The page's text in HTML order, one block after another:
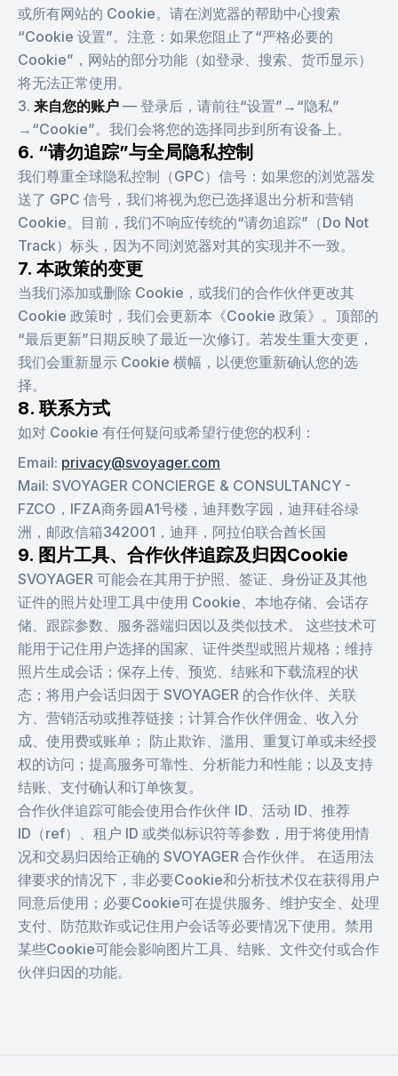
或所有网站的 Cookie。请在浏览器的帮助中心搜索
“Cookie 设置”。注意：如果您阻止了“严格必要的
Cookie”，网站的部分功能（如登录、搜索、货币显示）
将无法正常使用。
来自您的账户 — 登录后，请前往“设置”→“隐私”
→“Cookie”。我们会将您的选择同步到所有设备上。
6. “请勿追踪”与全局隐私控制
我们尊重全球隐私控制（GPC）信号：如果您的浏览器发
送了 GPC 信号，我们将视为您已选择退出分析和营销
Cookie。目前，我们不响应传统的“请勿追踪”（Do Not
Track）标头，因为不同浏览器对其的实现并不一致。
7. 本政策的变更
当我们添加或删除 Cookie，或我们的合作伙伴更改其
Cookie 政策时，我们会更新本《Cookie 政策》。顶部的
“最后更新”日期反映了最近一次修订。若发生重大变更，
我们会重新显示 Cookie 横幅，以便您重新确认您的选
择。
8. 联系方式
如对 Cookie 有任何疑问或希望行使您的权利：
Email: privacy@svoyager.com
Mail: SVOYAGER CONCIERGE & CONSULTANCY -
FZCO，IFZA商务园A1号楼，迪拜数字园，迪拜硅谷绿
洲，邮政信箱342001，迪拜，阿拉伯联合酋长国
9. 图片工具、合作伙伴追踪及归因Cookie
SVOYAGER 可能会在其用于护照、签证、身份证及其他
证件的照片处理工具中使用 Cookie、本地存储、会话存
储、跟踪参数、服务器端归因以及类似技术。 这些技术可
能用于记住用户选择的国家、证件类型或照片规格；维持
照片生成会话；保存上传、预览、结账和下载流程的状
态；将用户会话归因于 SVOYAGER 的合作伙伴、关联
方、营销活动或推荐链接；计算合作伙伴佣金、收入分
成、使用费或账单； 防止欺诈、滥用、重复订单或未经授
权的访问；提高服务可靠性、分析能力和性能；以及支持
结账、支付确认和订单恢复。
合作伙伴追踪可能会使用合作伙伴 ID、活动 ID、推荐
ID（ref）、租户 ID 或类似标识符等参数，用于将使用情
况和交易归因给正确的 SVOYAGER 合作伙伴。 在适用法
律要求的情况下，非必要Cookie和分析技术仅在获得用户
同意后使用；必要Cookie可在提供服务、维护安全、处理
支付、防范欺诈或记住用户会话等必要情况下使用。禁用
某些Cookie可能会影响图片工具、结账、文件交付或合作
伙伴归因的功能。